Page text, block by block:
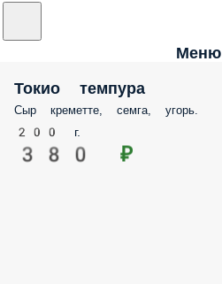
Меню
Токио темпура
Сыр креметте, семга, угорь.
200 г.
380 ₽